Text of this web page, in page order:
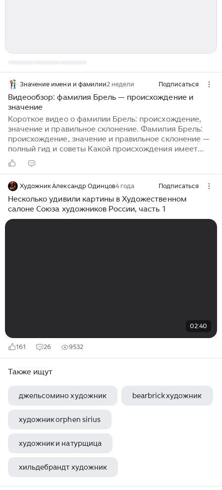
Значение имени и фамилии2 недели Подписаться
Видеообзор: фамилия Брель — происхождение и
значение
Короткое видео о фамилии Брель: происхождение,
значение и правильное склонение. Фамилия Брель:
происхождение, значение и правильное склонение —
полный гид и советы Какой происхождения имеет
фамилия Брель? Как правильно ее склонять в разных
падежах и числах? Что означает это фамилия и какие
распространена во Франции и других франкоязычных
странах. Также ее можно встретить в русском языке,
где она часто пишется как «Брел» или «Брель»...
Художник Александр Одинцов4 года Подписаться
Несколько удивили картины в Художественном
салоне Союза художников России, часть 1
02:40
161 26 9532
Также ищут
джельсомино художник bearbrick художник
художник orphen sirius
художник и натурщица
хильдебрандт художник